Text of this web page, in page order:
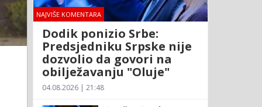
NAJVIŠE KOMENTARA
Dodik ponizio Srbe:
Predsjedniku Srpske nije
dozvolio da govori na
obilježavanju "Oluje"
04.08.2026 | 21:48